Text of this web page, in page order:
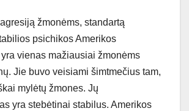
žmonėms, standartą
psichikos Amerikos
vienas mažiausiai žmonėms
Jie buvo veisiami šimtmečius tam,
mylėtų žmones. Jų
yra stebėtinai stabilus. Amerikos